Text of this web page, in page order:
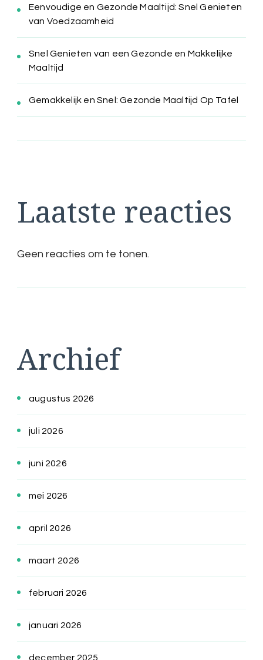
Eenvoudige en Gezonde Maaltijd: Snel Genieten
van Voedzaamheid
Snel Genieten van een Gezonde en Makkelijke
Maaltijd
Gemakkelijk en Snel: Gezonde Maaltijd Op Tafel
Laatste reacties
Geen reacties om te tonen.
Archief
augustus 2026
juli 2026
juni 2026
mei 2026
april 2026
maart 2026
februari 2026
januari 2026
december 2025